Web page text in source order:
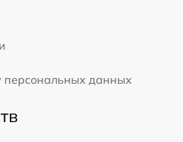
персональных данных